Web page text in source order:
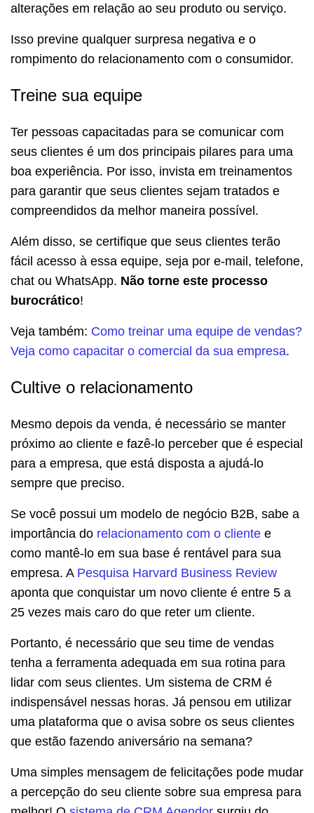
alterações em relação ao seu produto ou serviço.
Isso previne qualquer surpresa negativa e o
rompimento do relacionamento com o consumidor.
Treine sua equipe
Ter pessoas capacitadas para se comunicar com
seus clientes é um dos principais pilares para uma
boa experiência. Por isso, invista em treinamentos
para garantir que seus clientes sejam tratados e
compreendidos da melhor maneira possível.
Além disso, se certifique que seus clientes terão
fácil acesso à essa equipe, seja por e-mail, telefone,
chat ou WhatsApp. Não torne este processo
burocrático!
Veja também: Como treinar uma equipe de vendas?
Veja como capacitar o comercial da sua empresa.
Cultive o relacionamento
Mesmo depois da venda, é necessário se manter
próximo ao cliente e fazê-lo perceber que é especial
para a empresa, que está disposta a ajudá-lo
sempre que preciso.
Se você possui um modelo de negócio B2B, sabe a
importância do relacionamento com o cliente e
como mantê-lo em sua base é rentável para sua
empresa. A Pesquisa Harvard Business Review
aponta que conquistar um novo cliente é entre 5 a
25 vezes mais caro do que reter um cliente.
Portanto, é necessário que seu time de vendas
tenha a ferramenta adequada em sua rotina para
lidar com seus clientes. Um sistema de CRM é
indispensável nessas horas. Já pensou em utilizar
uma plataforma que o avisa sobre os seus clientes
que estão fazendo aniversário na semana?
Uma simples mensagem de felicitações pode mudar
a percepção do seu cliente sobre sua empresa para